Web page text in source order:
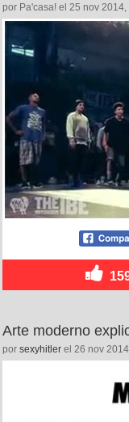
por Pa'casa! el 25 nov 2014,
Arte moderno
por sexyhitler el 26 nov